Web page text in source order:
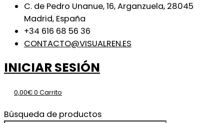
C. de Pedro Unanue, 16, Arganzuela, 28045
Madrid, España
+34 616 68 56 36
CONTACTO@VISUALREN.ES
INICIAR SESIÓN
0,00€0 Carrito
Búsqueda de productos